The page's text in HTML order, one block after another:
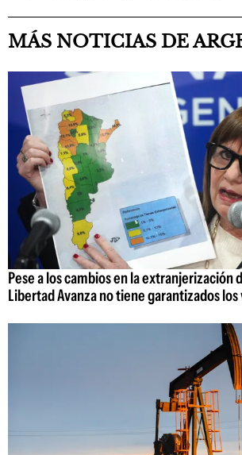
MÁS NOTICIAS DE
Pese a los cambios en la extranjerización
Libertad Avanza no tiene garantizados